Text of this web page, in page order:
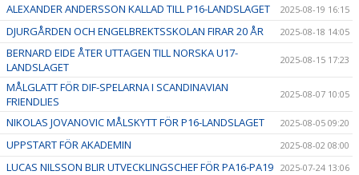
ALEXANDER ANDERSSON KALLAD TILL P16-LANDSLAGET 2025-08-19 16:15
DJURGÅRDEN OCH ENGELBREKTSSKOLAN FIRAR 20 ÅR 2025-08-18 14:05
BERNARD EIDE ÅTER UTTAGEN TILL NORSKA U17-
LANDSLAGET
2025-08-15 17:23
MÅLGLATT FÖR DIF-SPELARNA I SCANDINAVIAN
FRIENDLIES
2025-08-07 10:05
NIKOLAS JOVANOVIC MÅLSKYTT FÖR P16-LANDSLAGET 2025-08-05 09:20
UPPSTART FÖR AKADEMIN 2025-08-02 08:00
LUCAS NILSSON BLIR UTVECKLINGSCHEF FÖR PA16-PA19 2025-07-24 13:06